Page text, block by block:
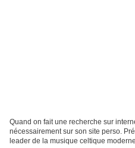
Quand on fait une recherche sur
nécessairement sur son site perso.
leader de la musique celtique